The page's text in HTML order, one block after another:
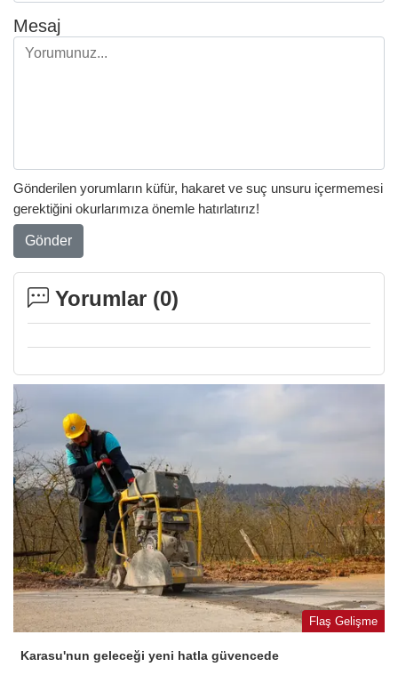
Mesaj
Gönderilen yorumların küfür, hakaret ve suç unsuru içermemesi
gerektiğini okurlarımıza önemle hatırlatırız!
Gönder
Yorumlar (0)
Flaş Gelişme
Karasu'nun geleceği yeni hatla güvencede